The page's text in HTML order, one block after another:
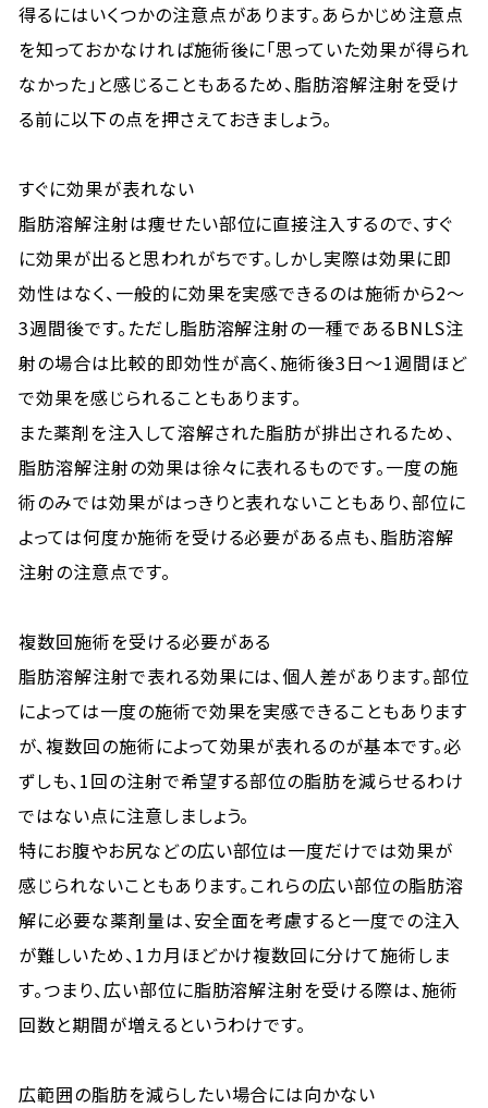
得るにはいくつかの注意点があります。あらかじめ注意点
を知っておかなければ施術後に「思っていた効果が得られ
なかった」と感じることもあるため、脂肪溶解注射を受け
る前に以下の点を押さえておきましょう。
すぐに効果が表れない
脂肪溶解注射は痩せたい部位に直接注入するので、すぐ
に効果が出ると思われがちです。しかし実際は効果に即
効性はなく、一般的に効果を実感できるのは施術から2～
3週間後です。ただし脂肪溶解注射の一種であるBNLS注
射の場合は比較的即効性が高く、施術後3日～1週間ほど
で効果を感じられることもあります。
また薬剤を注入して溶解された脂肪が排出されるため、
脂肪溶解注射の効果は徐々に表れるものです。一度の施
術のみでは効果がはっきりと表れないこともあり、部位に
よっては何度か施術を受ける必要がある点も、脂肪溶解
注射の注意点です。
複数回施術を受ける必要がある
脂肪溶解注射で表れる効果には、個人差があります。部位
によっては一度の施術で効果を実感できることもあります
が、複数回の施術によって効果が表れるのが基本です。必
ずしも、1回の注射で希望する部位の脂肪を減らせるわけ
ではない点に注意しましょう。
特にお腹やお尻などの広い部位は一度だけでは効果が
感じられないこともあります。これらの広い部位の脂肪溶
解に必要な薬剤量は、安全面を考慮すると一度での注入
が難しいため、1カ月ほどかけ複数回に分けて施術しま
す。つまり、広い部位に脂肪溶解注射を受ける際は、施術
回数と期間が増えるというわけです。
広範囲の脂肪を減らしたい場合には向かない